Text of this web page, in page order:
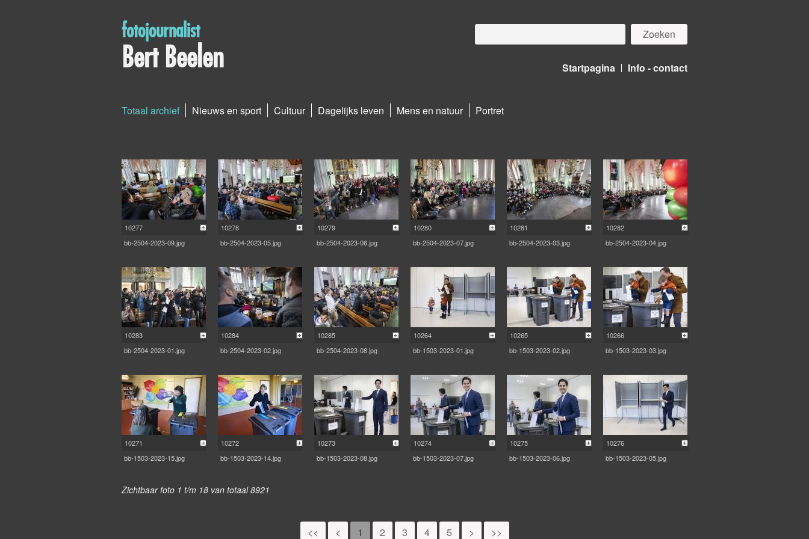
fotojournalist
Bert Beelen Startpagina Info - contact
Totaal archief Nieuws en sport Cultuur Dagelijks leven Mens en natuur Portret
10277
bb-2504-2023-09.jpg
10278
bb-2504-2023-05.jpg
10279
bb-2504-2023-06.jpg
10280
bb-2504-2023-07.jpg
10281
bb-2504-2023-03.jpg
10282
bb-2504-2023-04.jpg
10283
bb-2504-2023-01.jpg
10284
bb-2504-2023-02.jpg
10285
bb-2504-2023-08.jpg
10264
bb-1503-2023-01.jpg
10265
bb-1503-2023-02.jpg
10266
bb-1503-2023-03.jpg
10271
bb-1503-2023-15.jpg
10272
bb-1503-2023-14.jpg
10273
bb-1503-2023-08.jpg
10274
bb-1503-2023-07.jpg
10275
bb-1503-2023-06.jpg
10276
bb-1503-2023-05.jpg
Zichtbaar foto 1 t/m 18 van totaal 8921
<< < 1 2 3 4 5 > >>